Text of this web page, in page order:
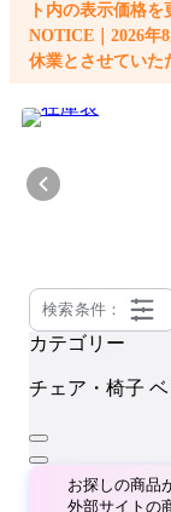
ト内の表示価格
NOTICE｜2026年
休業とさせていた
検索条件：
カテゴリー
チェア・椅子
お探しの商品
外部サイトの